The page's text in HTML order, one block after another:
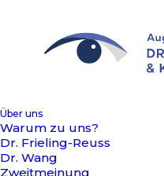
Über uns
Warum zu uns?
Dr. Frieling-Reuss
Dr. Wang
Zweitmeinung